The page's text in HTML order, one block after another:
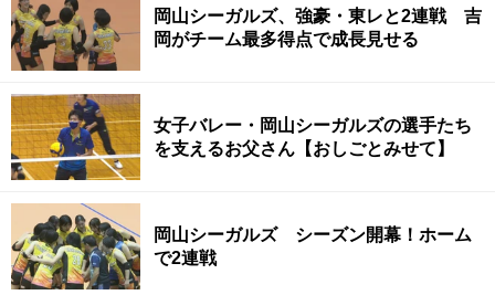
岡山シーガルズ、強豪・東レと2連戦 吉
岡がチーム最多得点で成長見せる
女子バレー・岡山シーガルズの選手たち
を支えるお父さん【おしごとみせて】
岡山シーガルズ シーズン開幕！ホーム
で2連戦